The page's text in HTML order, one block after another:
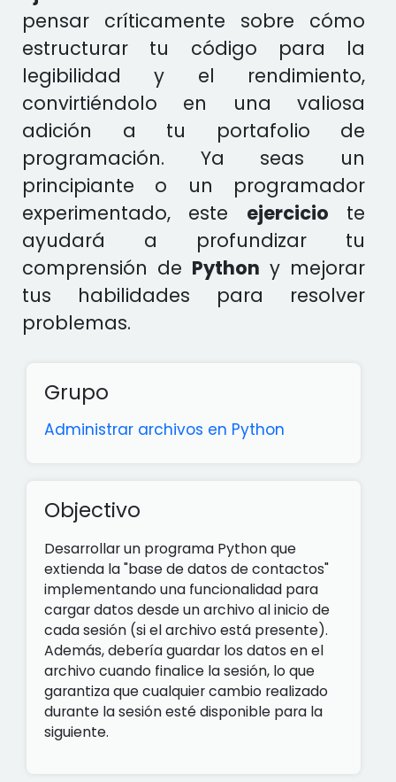
pensar críticamente sobre cómo
estructurar tu código para la
legibilidad y el rendimiento,
convirtiéndolo en una valiosa
adición a tu portafolio de
programación. Ya seas un
principiante o un programador
experimentado, este ejercicio te
ayudará a profundizar tu
comprensión de Python y mejorar
tus habilidades para resolver
problemas.
Grupo
Administrar archivos en Python
Objectivo
Desarrollar un programa Python que
extienda la "base de datos de contactos"
implementando una funcionalidad para
cargar datos desde un archivo al inicio de
cada sesión (si el archivo está presente).
Además, debería guardar los datos en el
archivo cuando finalice la sesión, lo que
garantiza que cualquier cambio realizado
durante la sesión esté disponible para la
siguiente.